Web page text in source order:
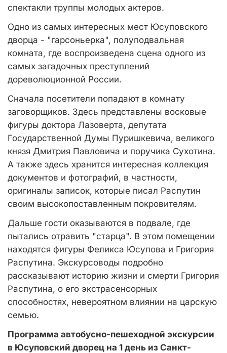
спектакли труппы молодых актеров.
Одно из самых интересных мест Юсуповского
дворца - "гарсоньерка", полуподвальная
комната, где воспроизведена сцена одного из
самых загадочных преступлений
дореволюционной России.
Сначала посетители попадают в комнату
заговорщиков. Здесь представлены восковые
фигуры доктора Лазоверта, депутата
Государственной Думы Пуришкевича, великого
князя Дмитрия Павловича и поручика Сухотина.
А также здесь хранится интересная коллекция
документов и фотографий, в частности,
оригиналы записок, которые писал Распутин
своим высокопоставленным покровителям.
Дальше гости оказываются в подвале, где
пытались отравить "старца". В этом помещении
находятся фигуры Феликса Юсупова и Григория
Распутина. Экскурсоводы подробно
рассказывают историю жизни и смерти Григория
Распутина, о его экстрасенсорных
способностях, невероятном влиянии на царскую
семью.
Программа автобусно-пешеходной экскурсии
в Юсуповский дворец на 1 день из Санкт-